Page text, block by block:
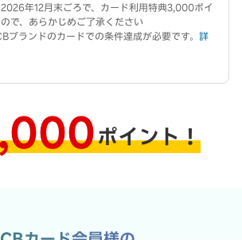
年12月末ごろで、カード利用特典3,000ポイ
で、あらかじめご了承ください
ブランドのカードでの条件達成が必要です。 詳
ポイント！